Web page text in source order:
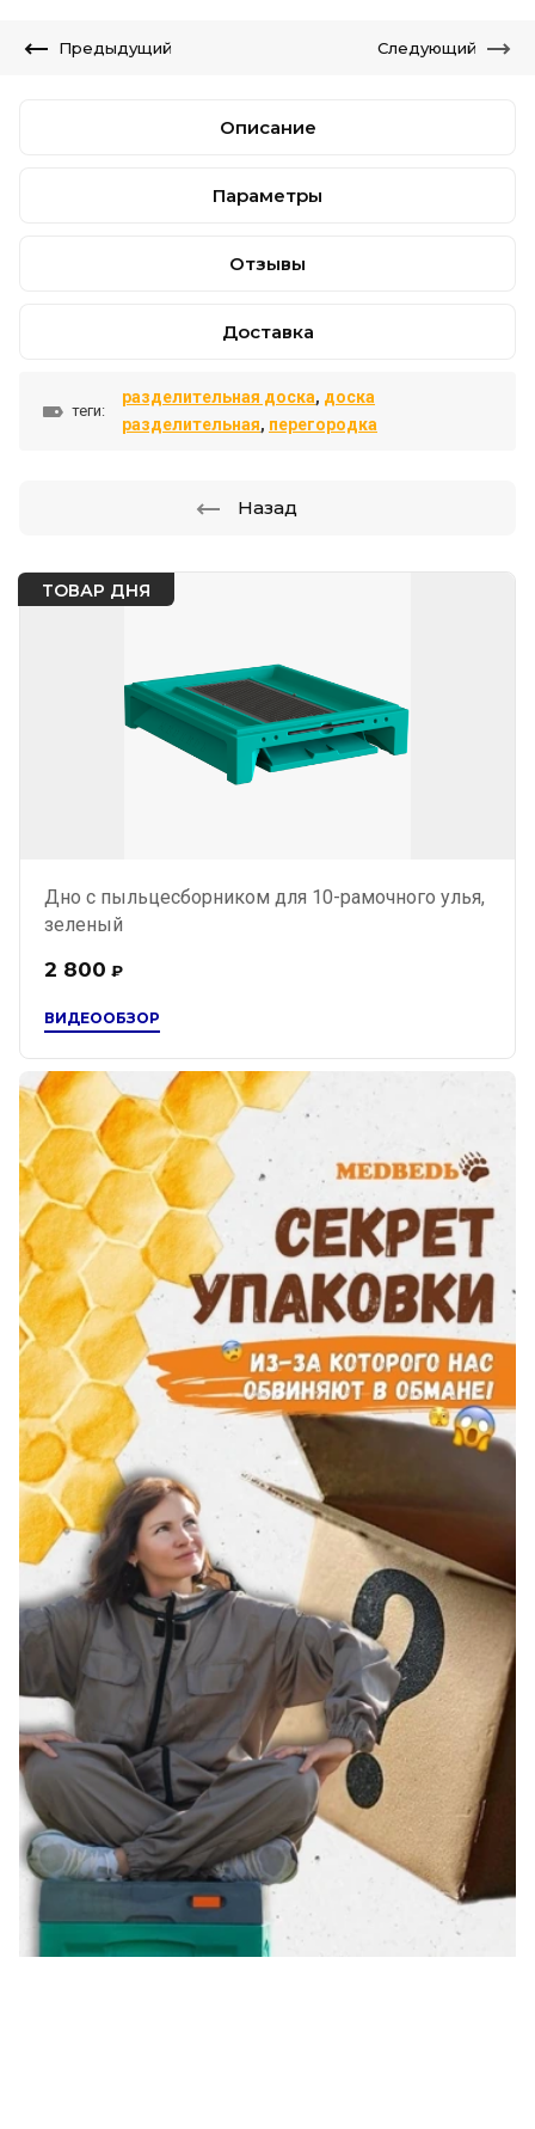
ТОВАР ДНЯ
Дно с пыльцесборником для 10-рамочного улья,
зеленый
ВИДЕООБЗОР
2 800 ₽
Предыдущий Следующий
Описание
Параметры
Отзывы
Доставка
теги:
разделительная доска, доска
разделительная, перегородка
Назад